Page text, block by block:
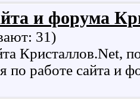
и форума
31)
Кристаллов.Net,
по работе сайта и